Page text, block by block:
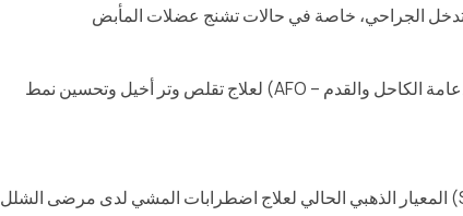
الجراحي، خاصة في حالات تشنج عضلات المأبض
الصلبة أو المتحركة (مثل دعامة الكاحل والقدم – AFO) لعلاج تقلص وتر أخيل وتحسين نمط
تُعد الجراحة متعددة المستويات في إجراء واحد (SEMLS) المعيار الذهبي الحالي لعلاج اضطرابات المشي لدى مرضى الشلل